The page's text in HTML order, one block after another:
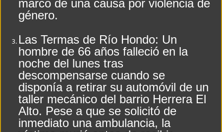
marco de una causa por violencia de
género.
Las Termas de Río Hondo: Un
hombre de 66 años falleció en la
noche del lunes tras
descompensarse cuando se
disponía a retirar su automóvil de un
taller mecánico del barrio Herrera El
Alto. Pese a que se solicitó de
inmediato una ambulancia, la